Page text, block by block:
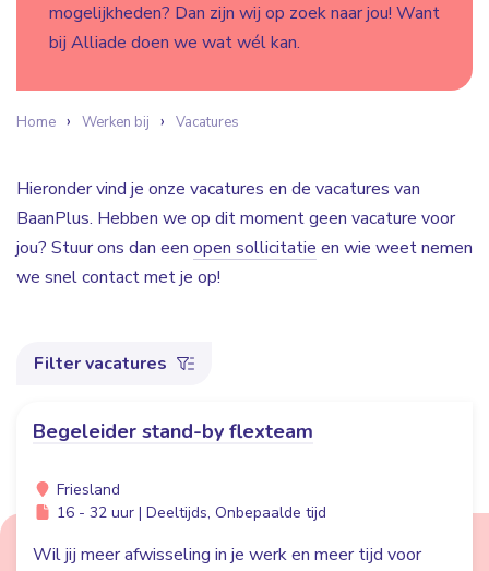
mogelijkheden? Dan zijn wij op zoek naar jou! Want
bij Alliade doen we wat wél kan.
Home Werken bij Vacatures
Hieronder vind je onze vacatures en de vacatures van
BaanPlus. Hebben we op dit moment geen vacature voor
jou? Stuur ons dan een open sollicitatie en wie weet nemen
we snel contact met je op!
Filter vacatures
Begeleider stand-by flexteam
Friesland
16 - 32 uur | Deeltijds, Onbepaalde tijd
Wil jij meer afwisseling in je werk en meer tijd voor